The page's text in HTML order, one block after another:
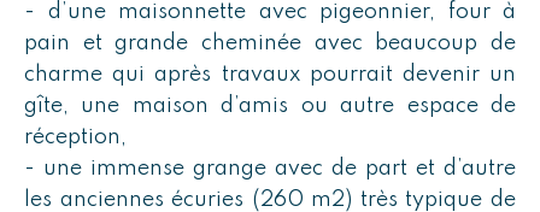
- d’une maisonnette avec pigeonnier, four à
pain et grande cheminée avec beaucoup de
charme qui après travaux pourrait devenir un
gîte, une maison d’amis ou autre espace de
réception,
- une immense grange avec de part et d’autre
les anciennes écuries (260 m2) très typique de